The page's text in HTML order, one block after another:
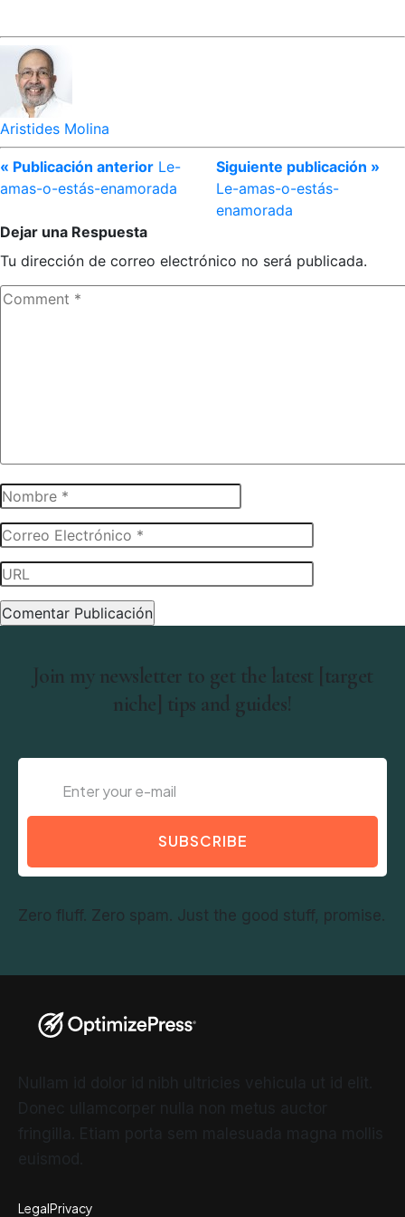
Aristides Molina
« Publicación anterior Le-
amas-o-estás-enamorada
Siguiente publicación »
Le-amas-o-estás-
enamorada
Dejar una Respuesta
Tu dirección de correo electrónico no será publicada.
Join my newsletter to get the latest [target
niche] tips and guides!
SUBSCRIBE
Zero fluff. Zero spam. Just the good stuff, promise.
LegalPrivacy